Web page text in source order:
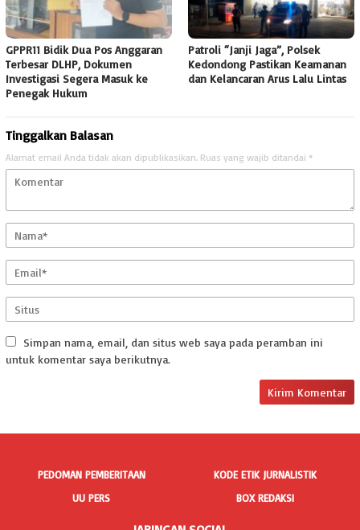
GPPR11 Bidik Dua Pos Anggaran
Terbesar DLHP, Dokumen
Investigasi Segera Masuk ke
Penegak Hukum
Patroli “Janji Jaga”, Polsek
Kedondong Pastikan Keamanan
dan Kelancaran Arus Lalu Lintas
Tinggalkan Balasan
Alamat email Anda tidak akan dipublikasikan. Ruas yang wajib ditandai *
Simpan nama, email, dan situs web saya pada peramban ini
untuk komentar saya berikutnya.
PEDOMAN PEMBERITAAN
KODE ETIK JURNALISTIK
UU PERS
BOX REDAKSI